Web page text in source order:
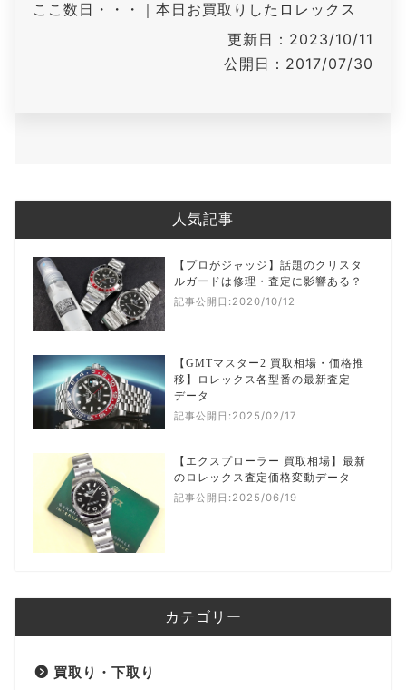
ここ数日・・・｜本日お買取りしたロレックス
更新日：2023/10/11
公開日：2017/07/30
人気記事
【プロがジャッジ】話題のクリスタ
ルガードは修理・査定に影響ある？
記事公開日:2020/10/12
【GMTマスター2 買取相場・価格推
移】ロレックス各型番の最新査定
データ
記事公開日:2025/02/17
【エクスプローラー 買取相場】最新
のロレックス査定価格変動データ
記事公開日:2025/06/19
カテゴリー
買取り・下取り